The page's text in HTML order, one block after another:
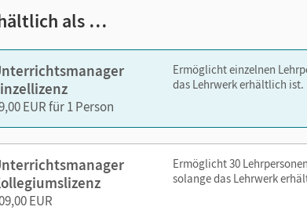
editierbarer Stoffverteilungsplan
Sie den Unterrichtsmanager auf lernen.cornelsen.de
als …
EUR für 1 Person
Ermöglicht einzelnen
das Lehrwerk erhältlich ist.
EUR
Ermöglicht 30
solange das Lehrwerk